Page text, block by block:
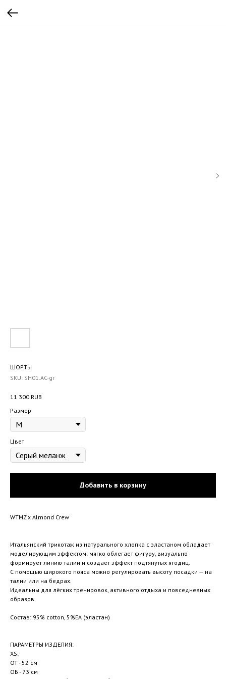
ШОРТЫ
SKU: SH01.AC-gr
11 300 RUB
Размер
Цвет
Добавить в корзину
WTMZ x Almond Crew
Итальянский трикотаж из натурального хлопка с эластаном обладает
моделирующим эффектом: мягко облегает фигуру, визуально
формирует линию талии и создает эффект подтянутых ягодиц.
С помощью широкого пояса можно регулировать высоту посадки — на
талии или на бедрах.
Идеальны для лёгких тренировок, активного отдыха и повседневных
образов.
Состав: 95% cotton, 5%EA (эластан)
ПАРАМЕТРЫ ИЗДЕЛИЯ:
XS:
ОТ - 52 см
ОБ - 73 см